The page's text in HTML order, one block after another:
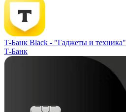
Т-Банк Black - "Гаджеты и техника"
Т-Банк